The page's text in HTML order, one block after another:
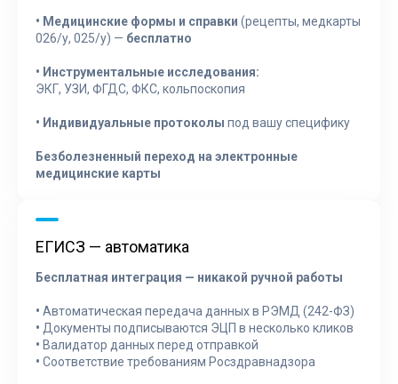
• Медицинские формы и справки (рецепты, медкарты
026/у, 025/у) — бесплатно
• Инструментальные исследования:
ЭКГ, УЗИ, ФГДС, ФКС, кольпоскопия
• Индивидуальные протоколы под вашу специфику
Безболезненный переход на электронные
медицинские карты
ЕГИСЗ — автоматика
Бесплатная интеграция — никакой ручной работы
• Автоматическая передача данных в РЭМД (242-ФЗ)
• Документы подписываются ЭЦП в несколько кликов
• Валидатор данных перед отправкой
• Соответствие требованиям Росздравнадзора